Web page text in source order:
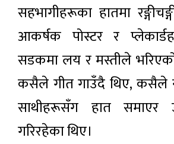
सहभागीहरूका हातमा
आकर्षक पोस्टर र
सडकमा लय र मस्तीले
कसैले गीत गाउँदै थिए, कसैले
साथीहरूसँग हात समाएर
गरिरहेका थिए।